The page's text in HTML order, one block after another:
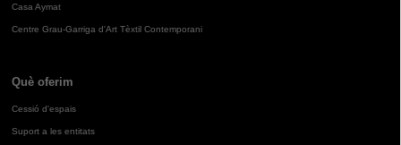
Casa Aymat
Centre Grau-Garriga d'Art Tèxtil Contemporani
Què oferim
Cessió d'espais
Suport a les entitats